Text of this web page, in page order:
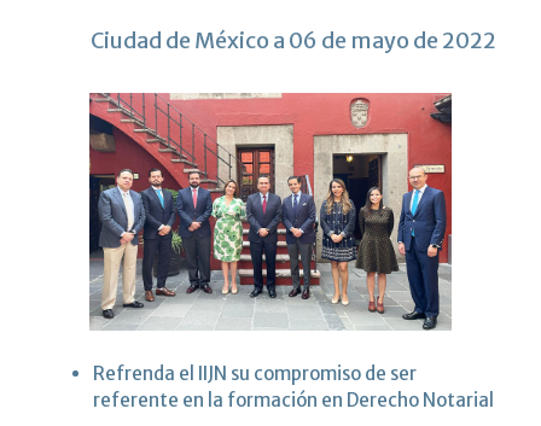
Ciudad de México a 06 de mayo de 2022
Refrenda el IIJN su compromiso de ser
referente en la formación en Derecho Notarial